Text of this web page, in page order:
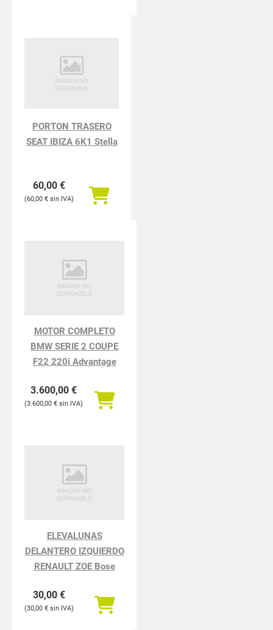
PORTON TRASERO
SEAT IBIZA 6K1 Stella
60,00 €
60,00 €
MOTOR COMPLETO
BMW SERIE 2 COUPE
F22 220i Advantage
3.600,00 €
3.600,00 €
ELEVALUNAS
DELANTERO IZQUIERDO
RENAULT ZOE Bose
30,00 €
30,00 €